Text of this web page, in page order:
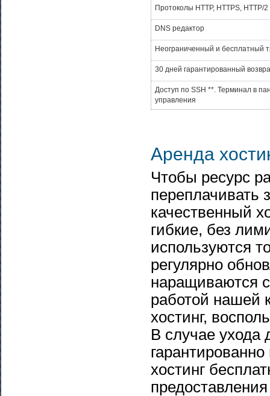
Протоколы HTTP, HTTPS, HTTP/2
DNS редактор
Неограниченный и бесплатный
30 дней гарантированный
Доступ по SSH **. Терминал в
управления
Аренда
Чтобы ресурс
переплачивать
качественный
гибкие, без
используются
регулярно
наращиваются
работой нашей
хостинг,
В случае ухода
хостинг
предоставления